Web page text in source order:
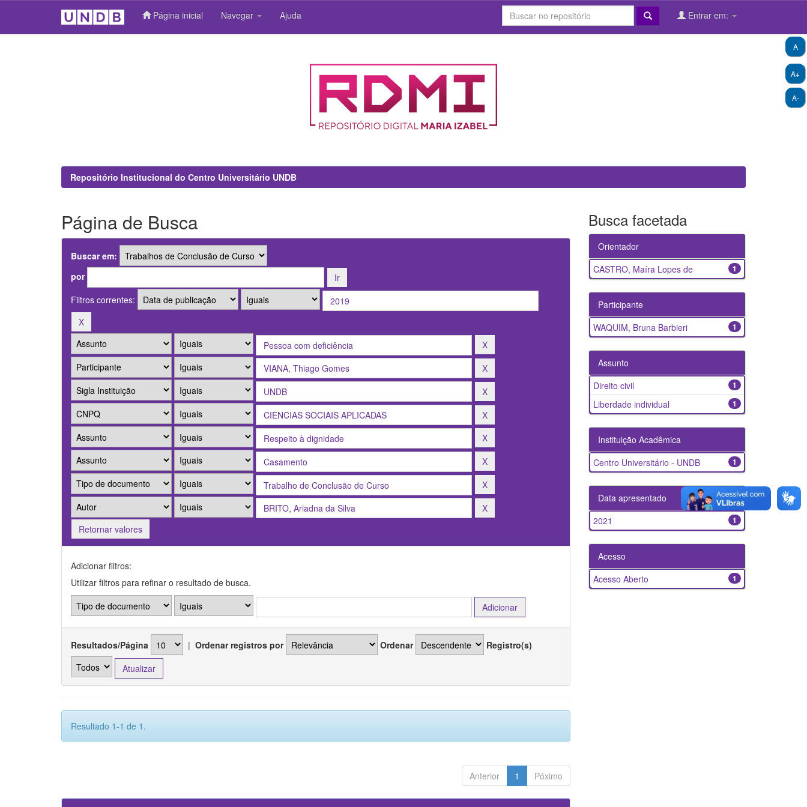
Página inicial Navegar Ajuda Entrar em:
A+
A-
A
Repositório Institucional do Centro Universitário UNDB
Página de Busca
Buscar em:
por
Filtros correntes:
Retornar valores
Adicionar filtros:
Utilizar filtros para refinar o resultado de busca.
Resultados/Página | Ordenar registros por Ordenar Registro(s)
Resultado 1-1 de 1.
Anterior 1 Póximo
Busca facetada
Orientador
1
CASTRO, Maíra Lopes de
Participante
1
WAQUIM, Bruna Barbieri
Assunto
1
Direito civil
1
Liberdade individual
Instituição Acadêmica
1
Centro Universitário - UNDB
Data apresentado
1
2021
Acesso
1
Acesso Aberto